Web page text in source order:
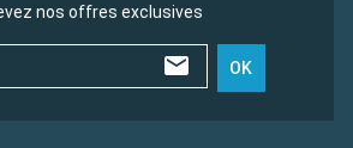
nos offres exclusives
OK